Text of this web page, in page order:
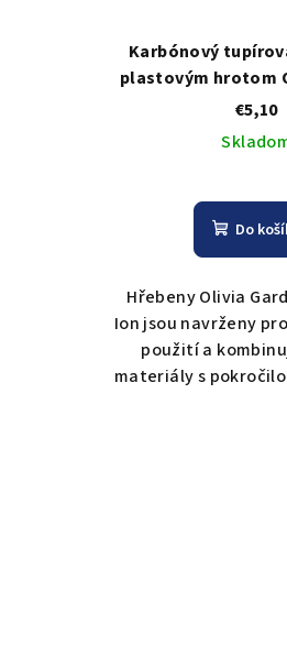
Karbónový
plastovým hrotom
Carbon€5,10
Do
Hřebeny Olivia
Ion jsou navrženy
použití a
materiály s